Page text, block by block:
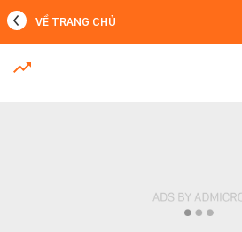
MỚI NHẤT
VỀ TRANG CHỦ